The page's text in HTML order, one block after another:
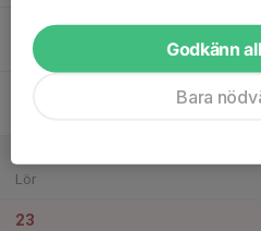
Tor
Lör
23
Godkänn
Bara